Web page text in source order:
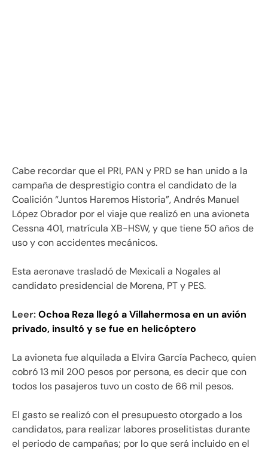
Cabe recordar que el PRI, PAN y PRD se han unido a la
campaña de desprestigio contra el candidato de la
Coalición “Juntos Haremos Historia”, Andrés Manuel
López Obrador por el viaje que realizó en una avioneta
Cessna 401, matrícula XB-HSW, y que tiene 50 años de
uso y con accidentes mecánicos.
Esta aeronave trasladó de Mexicali a Nogales al
candidato presidencial de Morena, PT y PES.
Leer:Ochoa Reza llegó a Villahermosa en un avión
privado, insultó y se fue en helicóptero
La avioneta fue alquilada a Elvira García Pacheco, quien
cobró 13 mil 200 pesos por persona, es decir que con
todos los pasajeros tuvo un costo de 66 mil pesos.
El gasto se realizó con el presupuesto otorgado a los
candidatos, para realizar labores proselitistas durante
el periodo de campañas; por lo que será incluido en el